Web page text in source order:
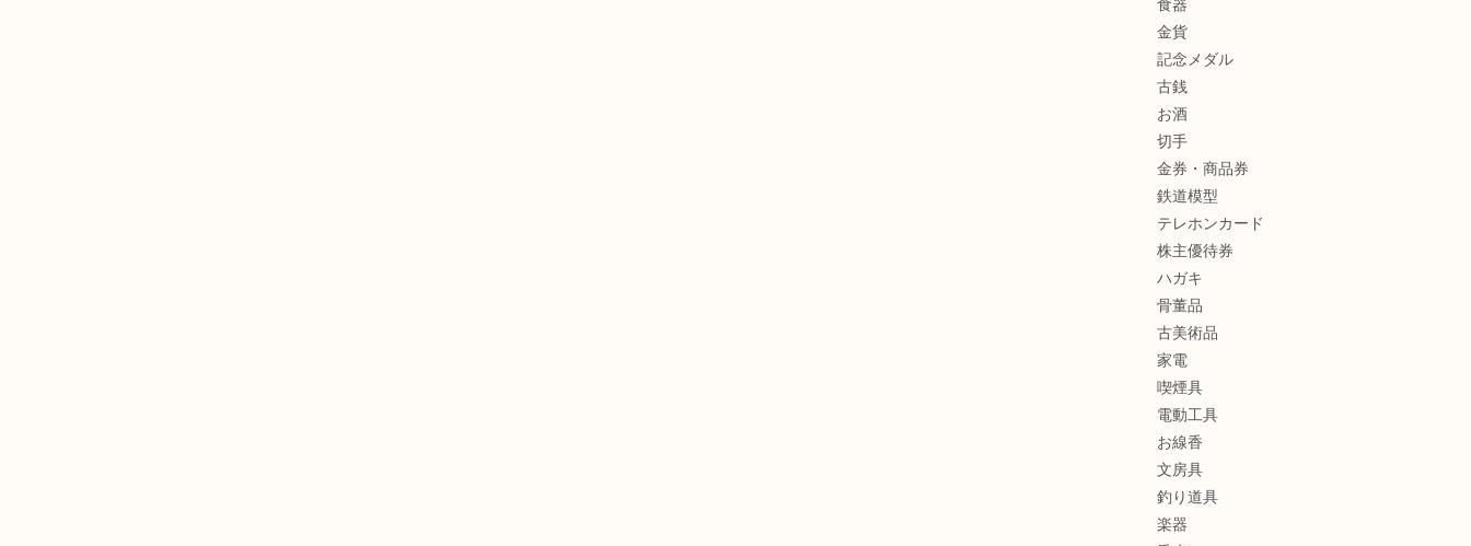
金貨
記念メダル
古銭
お酒
切手
金券・商品券
鉄道模型
テレホンカード
株主優待券
ハガキ
骨董品
古美術品
家電
喫煙具
電動工具
お線香
文房具
釣り道具
楽器